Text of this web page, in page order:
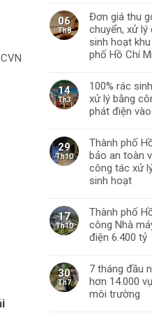
06
Th8
Đơn giá thu
chuyển, xử lý
sinh hoạt
phố Hồ Chí
14
Th3
100% rác
xử lý bằng
phát điện
29
Th10
Thành phố
bảo an toàn
công tác xử
sinh hoạt
17
Th10
Thành phố
công Nhà
điện 6.400 tỷ
30
Th7
7 tháng đầu
hơn 14.000
môi trường